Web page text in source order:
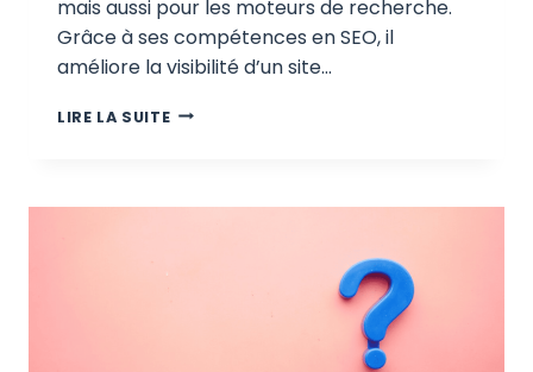
mais aussi pour les moteurs de recherche.
Grâce à ses compétences en SEO, il
améliore la visibilité d’un site…
LIRE LA SUITERÉDACTEUR
MISSIONS